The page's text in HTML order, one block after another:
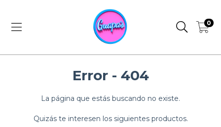
0
Error - 404
La página que estás buscando no existe.
Quizás te interesen los siguientes productos.